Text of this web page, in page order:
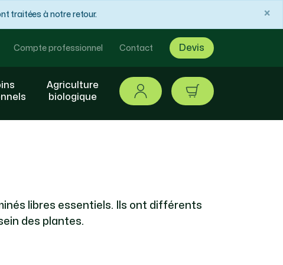
traitées à notre retour. ×
Compte professionnel Contact Devis
Agriculture
biologique
Se connecterarticle / 0,00 €
libres essentiels. Ils ont différents
des plantes.
sur la vitesse de croissance des plantes